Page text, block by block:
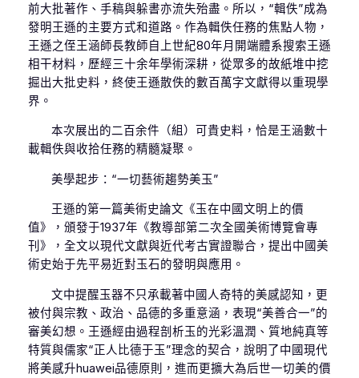
前大批著作、手稿與躲書亦流失殆盡。所以，“輯佚”成為
發明王遜的主要方式和道路。作為輯佚任務的焦點人物，
王遜之侄王涵師長教師自上世紀80年月開端體系搜索王遜
相干材料，歷經三十余年學術深耕，從眾多的故紙堆中挖
掘出大批史料，終使王遜散佚的數百萬字文獻得以重現學
界。
本次展出的二百余件（組）可貴史料，恰是王涵數十
載輯佚與收拾任務的精髓凝聚。
美學起步：“一切藝術趨勢美玉”
王遜的第一篇美術史論文《玉在中國文明上的價
值》，頒發于1937年《教導部第二次全國美術博覽會專
刊》，全文以現代文獻與近代考古實證聯合，提出中國美
術史始于先平易近對玉石的發明與應用。
文中提醒玉器不只承載著中國人奇特的美感認知，更
被付與宗教、政治、品德的多重意涵，表現“美善合一”的
審美幻想。王遜經由過程剖析玉的光彩溫潤、質地純真等
特質與儒家“正人比德于玉”理念的契合，說明了中國現代
將美感升huawei品德原則，進而更擴大為后世一切美的價